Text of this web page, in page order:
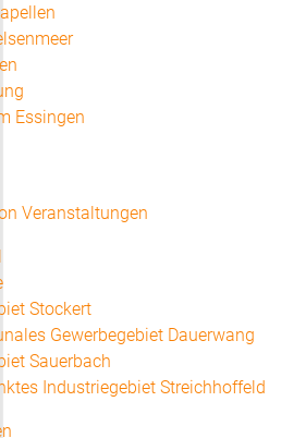
Essingen
Veranstaltungen
Stockert
Gewerbegebiet Dauerwang
Sauerbach
Industriegebiet Streichhoffeld